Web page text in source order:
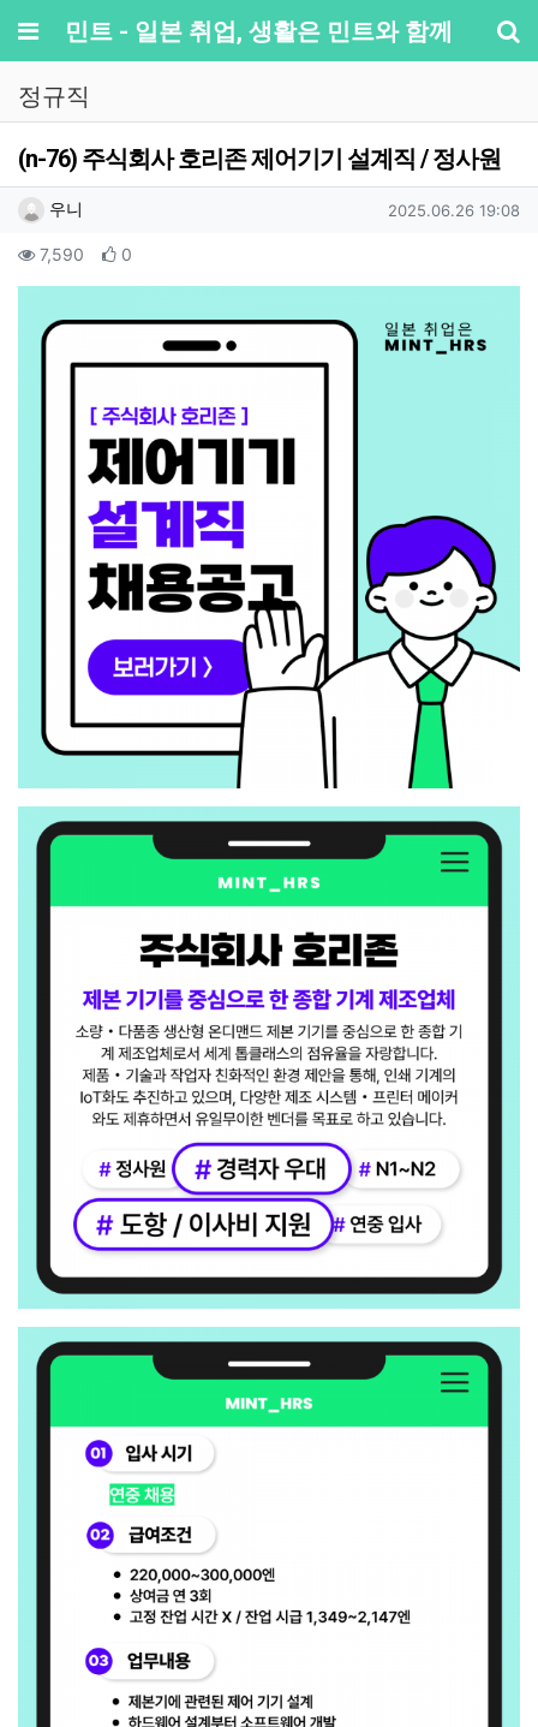
메뉴민트 - 일본 취업, 생활은 민트와 함께
정규직
(n-76) 주식회사 호리존 제어기기 설계직 / 정사원
작성자 정보
우니 작성일
2025.06.26 19:08
컨텐츠 정보
7,590 조회 0